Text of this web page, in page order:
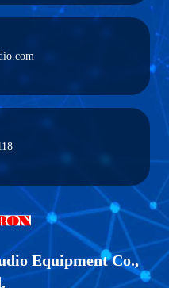
Equipment Co.,